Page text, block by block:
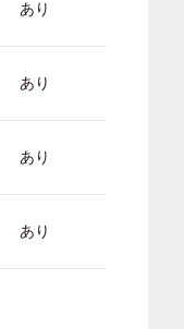
あり
あり
あり
あり